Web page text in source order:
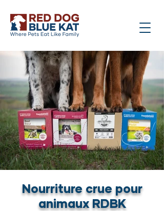
Nourriture crue pour
animaux RDBK